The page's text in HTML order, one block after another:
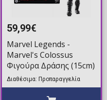
59,99€
Marvel Legends -
Marvel's Colossus
Φιγούρα Δράσης (15cm)
Διαθέσιμα: Προπαραγγελία